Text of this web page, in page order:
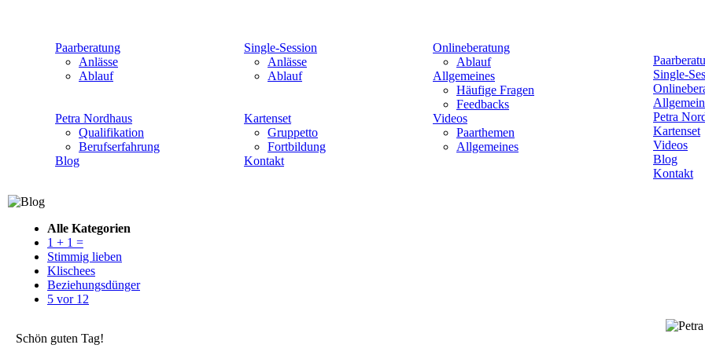
Paarberatung
Anlässe
Ablauf
Single-Session
Anlässe
Ablauf
Onlineberatung
Ablauf
Allgemeines
Häufige Fragen
Feedbacks
Petra Nordhaus
Qualifikation
Berufserfahrung
Kartenset
Gruppetto
Fortbildung
Videos
Paarthemen
Allgemeines
Blog
Kontakt
überspringen
Single-
Petra
Kartenset
Videos
Blog
Kontakt
Alle Kategorien
1 + 1 =
Stimmig lieben
Klischees
Beziehungsdünger
5 vor 12
Schön guten Tag!